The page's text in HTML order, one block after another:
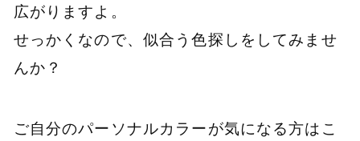
広がりますよ。
せっかくなので、似合う色探しをしてみませ
んか？
ご自分のパーソナルカラーが気になる方はこ